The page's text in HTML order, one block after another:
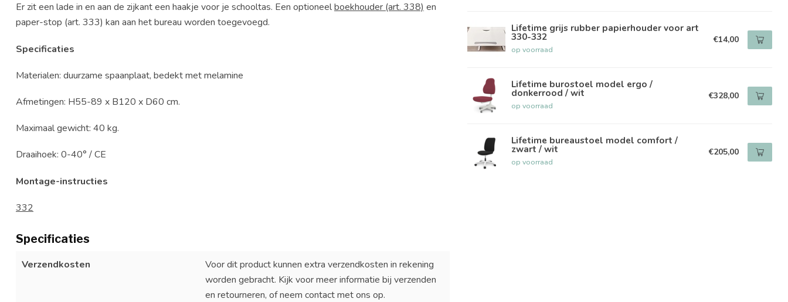
Er zit een lade in en aan de zijkant een haakje voor je schooltas. Een optioneelboekhouder (art. 338) en
paper-stop (art. 333) kan aan het bureau worden toegevoegd.
Specificaties
Materialen: duurzame spaanplaat, bedekt met melamine
Afmetingen: H55-89 x B120 x D60 cm.
Maximaal gewicht: 40 kg.
Draaihoek: 0-40° / CE
Montage-instructies
332
Specificaties
Verzendkosten
Voor dit product kunnen extra verzendkosten in rekening
worden gebracht. Kijk voor meer informatie bij verzenden
en retourneren, of neem contact met ons op.
Lifetime grijs rubber papierhouder voor art
330-332
op voorraad
€14,00
Lifetime burostoel model ergo /
donkerrood / wit
op voorraad
€328,00
Lifetime bureaustoel model comfort /
zwart / wit
op voorraad
€205,00